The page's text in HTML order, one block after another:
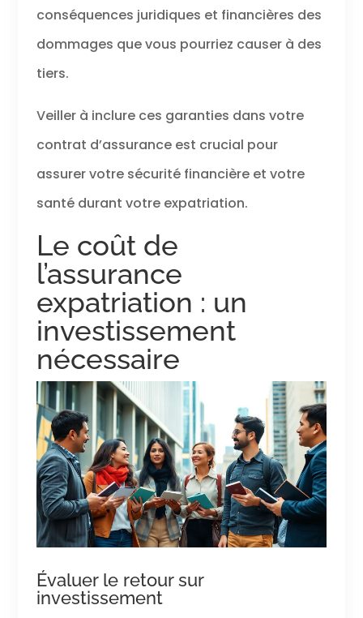
conséquences juridiques et financières des
dommages que vous pourriez causer à des
tiers.
Veiller à inclure ces garanties dans votre
contrat d’assurance est crucial pour
assurer votre sécurité financière et votre
santé durant votre expatriation.
Le coût de
l’assurance
expatriation : un
investissement
nécessaire
Évaluer le retour sur
investissement